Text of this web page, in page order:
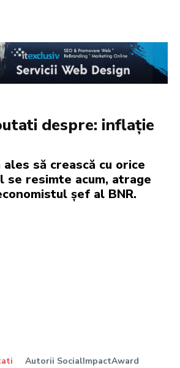
despre: inflație
ales să crească cu orice
se resimte acum, atrage
șef al BNR.
Autorii SocialImpactAward